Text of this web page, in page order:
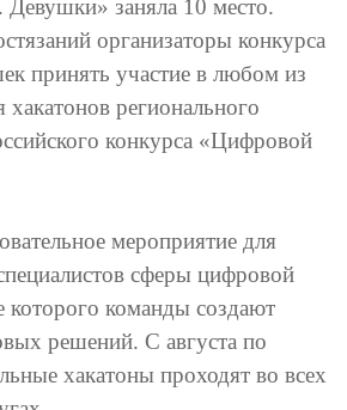
Девушки» заняла 10 место.
организаторы конкурса
принять участие в любом из
регионального
конкурса «Цифровой
мероприятие для
сферы цифровой
которого команды создают
решений. С августа по
хакатоны проходят во всех